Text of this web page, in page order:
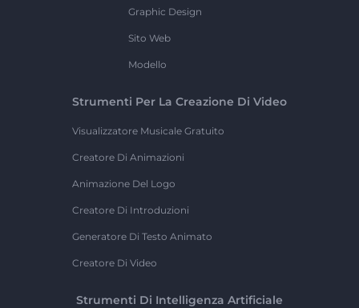
Graphic Design
Sito Web
Modello
Strumenti Per La Creazione Di Video
Visualizzatore Musicale Gratuito
Creatore Di Animazioni
Animazione Del Logo
Creatore Di Introduzioni
Generatore Di Testo Animato
Creatore Di Video
Strumenti Di Intelligenza Artificiale